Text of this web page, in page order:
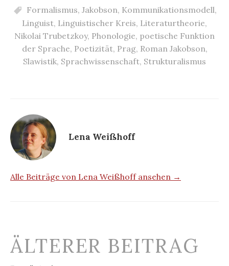
Formalismus, Jakobson, Kommunikationsmodell,
Linguist, Linguistischer Kreis, Literaturtheorie,
Nikolai Trubetzkoy, Phonologie, poetische Funktion
der Sprache, Poetizität, Prag, Roman Jakobson,
Slawistik, Sprachwissenschaft, Strukturalismus
Lena Weißhoff
Alle Beiträge von Lena Weißhoff ansehen →
Beitrags-
ÄLTERER BEITRAG